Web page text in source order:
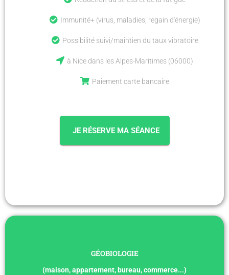
Immunité+ (virus, maladies, regain d'énergie)
Possibilité suivi/maintien du taux vibratoire
à Nice dans les Alpes-Maritimes (06000)
Paiement carte bancaire
JE RÉSERVE MA SÉANCE
GÉOBIOLOGIE
(maison, appartement, bureau, commerce...)